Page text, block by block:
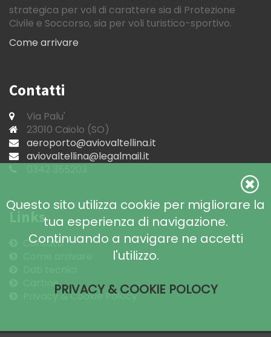
strategica per voli di carattere sia di Protezione
Civile e Soccorso, sia per voli turistico-sportivo.
Come arrivare
Contatti
Via Palu'
23010 Caiolo (SO)
aeroporto@aviovaltellina.it
aviovaltellina@legalmail.it
Links
Contatti
Cartine
Privacy & Cookie Polocy
Questo sito utilizza cookie per migliorare la
tua esperienza di navigazione.
Continuando a navigare ne accetti
l'utilizzo.
PRIVACY & COOKIE POLOCY